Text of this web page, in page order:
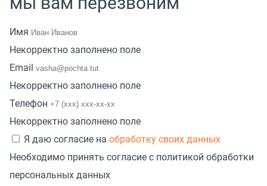
Имя
Некорректно заполнено поле
Email
Некорректно заполнено поле
Телефон
Некорректно заполнено поле
Я даю согласие на обработку своих данных
Необходимо принять согласие с политикой обработки
персональных данных